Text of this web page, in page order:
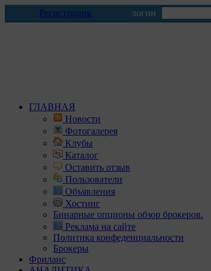
Регистрация логин
ГЛАВНАЯ
Новости
Фотогалерея
Клубы
Каталог
Оставить отзыв
Пользователи
Объявления
Хостинг
Бинарные опционы обзор брокеров.
Реклама на сайте
Политика конфеденциальности
Брокеры
Фриланс